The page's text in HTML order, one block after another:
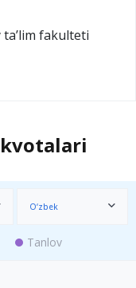
fakulteti
O‘zbek
Tanlov